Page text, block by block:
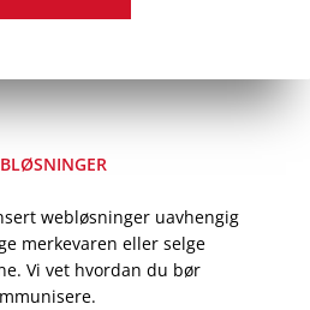
webløsninger uavhengig
merkevaren eller selge
Vi vethvordan du bør